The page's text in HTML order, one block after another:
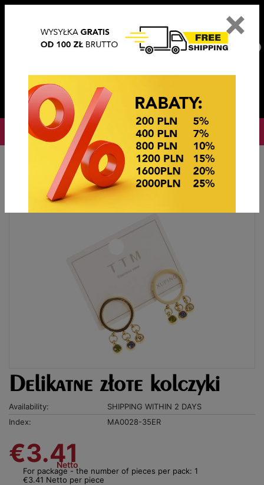
OKAZJE CENOWE
BIŻUTERIA STEEL/XUPING KOLCZYKI
Delikatne złote kolczyki
Availability:
SHIPPING WITHIN 2 DAYS
Index:
MA0028-35ER
€3.41
Netto
For package - the number of pieces per pack: 1
€3.41 Netto per piece
×